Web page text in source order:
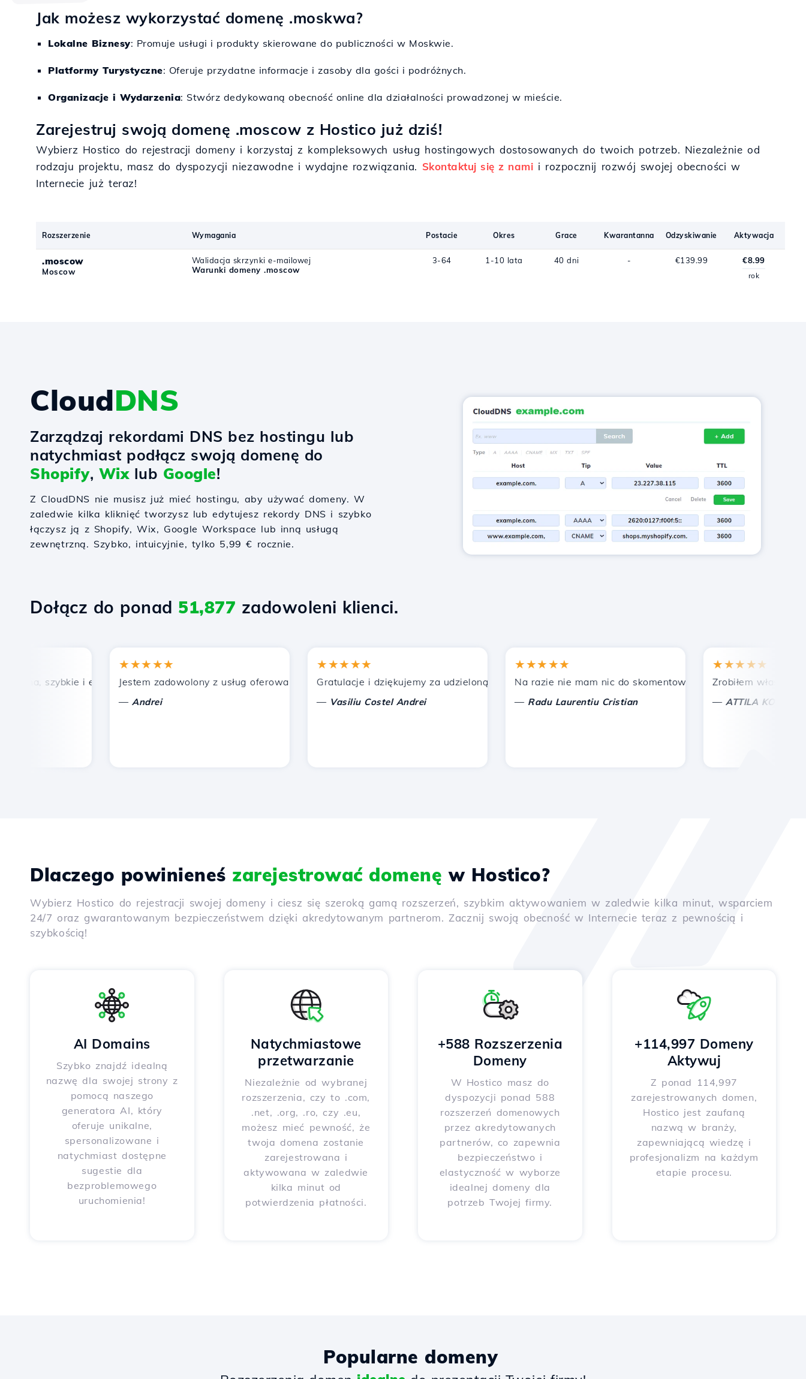
Jak możesz wykorzystać domenę .moskwa?
Lokalne Biznesy: Promuje usługi i produkty skierowane do publiczności w Moskwie.
Platformy Turystyczne: Oferuje przydatne informacje i zasoby dla gości i podróżnych.
Organizacje i Wydarzenia: Stwórz dedykowaną obecność online dla działalności prowadzonej w mieście.
Zarejestruj swoją domenę .moscow z Hostico już dziś!
Wybierz Hostico do rejestracji domeny i korzystaj z kompleksowych usług hostingowych dostosowanych do twoich potrzeb. Niezależnie od
rodzaju projektu, masz do dyspozycji niezawodne i wydajne rozwiązania. Skontaktuj się z nami i rozpocznij rozwój swojej obecności w
Internecie już teraz!
Rozszerzenie Wymagania Postacie Okres Grace Kwarantanna Odzyskiwanie Aktywacja
.moscow
Moscow
Walidacja skrzynki e-mailowej
Warunki domeny .moscow
3-64 1-10 lata 40 dni - €139.99 €8.99
rok
CloudDNS
Zarządzaj rekordami DNS bez hostingu lub
natychmiast podłącz swoją domenę do
Shopify, Wixlub Google!
Z CloudDNS nie musisz już mieć hostingu, aby używać domeny. W
zaledwie kilka kliknięć tworzysz lub edytujesz rekordy DNS i szybko
łączysz ją z Shopify, Wix, Google Workspace lub inną usługą
zewnętrzną. Szybko, intuicyjnie, tylko 5,99 € rocznie.
Dołącz do ponad 51,877 zadowoleni klienci.
szybkie i efektywne wsparcie techniczne.
★★★★★
Jestem zadowolony z usług oferowanych przez Hostico. Poleciłem was innym znajomym.
Andrei
★★★★★
Gratulacje i dziękujemy za udzieloną pomoc!
Vasiliu Costel Andrei
★★★★★
Na razie nie mam nic do skomentowania, tylko do docenienia. Z
Radu Laurentiu Cristian
★★★★★
Zrobiłem właściwy
ATTILA KOLES
Dlaczego powinieneś zarejestrować domenę w Hostico?
Wybierz Hostico do rejestracji swojej domeny i ciesz się szeroką gamą rozszerzeń, szybkim aktywowaniem w zaledwie kilka minut, wsparciem
24/7 oraz gwarantowanym bezpieczeństwem dzięki akredytowanym partnerom. Zacznij swoją obecność w Internecie teraz z pewnością i
szybkością!
AI Domains
Szybko znajdź idealną
nazwę dla swojej strony z
pomocą naszego
generatora AI, który
oferuje unikalne,
spersonalizowane i
natychmiast dostępne
sugestie dla
bezproblemowego
uruchomienia!
Natychmiastowe
przetwarzanie
Niezależnie od wybranej
rozszerzenia, czy to .com,
.net, .org, .ro, czy .eu,
możesz mieć pewność, że
twoja domena zostanie
zarejestrowana i
aktywowana w zaledwie
kilka minut od
potwierdzenia płatności.
+588 Rozszerzenia
Domeny
W Hostico masz do
dyspozycji ponad 588
rozszerzeń domenowych
przez akredytowanych
partnerów, co zapewnia
bezpieczeństwo i
elastyczność w wyborze
idealnej domeny dla
potrzeb Twojej firmy.
+114,997 Domeny
Aktywuj
Z ponad 114,997
zarejestrowanych domen,
Hostico jest zaufaną
nazwą w branży,
zapewniającą wiedzę i
profesjonalizm na każdym
etapie procesu.
Popularne domeny